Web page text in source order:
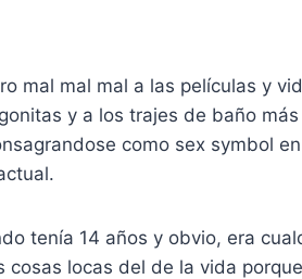
mal mal mal a las películas y
y a los trajes de baño
como sex symbol
tenía 14 años y obvio, era
cosas locas del de la vida